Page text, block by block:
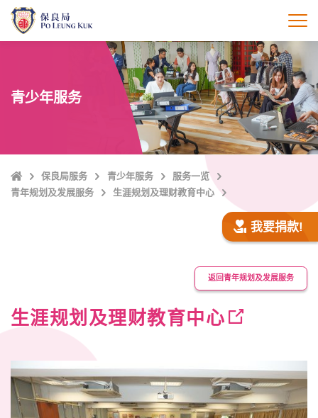
打
青少年服务
Home保良局服务 青少年服务
服务一览
青年规划及发展服务
生涯规划及理财教育中心
我要捐款!
返回青年规划及发展服务
生涯规划及理财教育中心